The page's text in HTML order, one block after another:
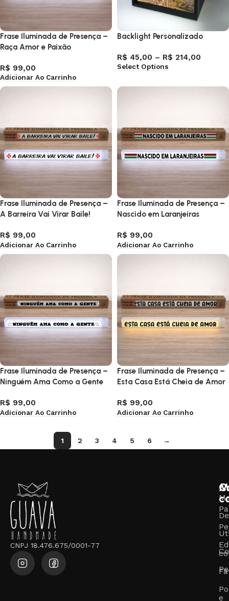
Frase Iluminada de Presença –
Raça Amor e Paixão
R$ 99,00
Adicionar Ao Carrinho
Backlight Personalizado
R$ 45,00 – R$ 214,00
Select Options
Frase Iluminada de Presença –
A Barreira Vai Virar Baile!
R$ 99,00
Adicionar Ao Carrinho
Frase Iluminada de Presença –
Nascido em Laranjeiras
R$ 99,00
Adicionar Ao Carrinho
Frase Iluminada de Presença –
Ninguém Ama Como a Gente
R$ 99,00
Adicionar Ao Carrinho
Frase Iluminada de Presença –
Esta Casa Está Cheia de Amor
R$ 99,00
Adicionar Ao Carrinho
1 2 3 4 5 6 →
CNPJ 18.476.675/0001-77
e